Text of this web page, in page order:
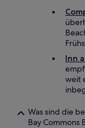
Inn
weit
Was sind die
Bay Commons